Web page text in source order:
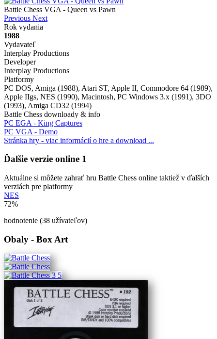
Battle Chess VGA - Queen vs Pawn
Previous Next
Rok vydania
1988
Vydavateľ
Interplay Productions
Developer
Interplay Productions
Platformy
PC DOS, Amiga (1988), Atari ST, Apple II, Commodore 64 (1989),
Apple IIgs, NES (1990), Macintosh, PC Windows 3.x (1991), 3DO
(1993), Amiga CD32 (1994)
Battle Chess downloady & info
PC EGA - King Captures
PC VGA - Demo
Stránka hry - viac informácií o hre a download ...
Ďalšie verzie online 1
Aktuálne si môžete zahrať hru Battle Chess online taktiež v ďalších
verziách pre platformy
NES
72%
hodnotenie (38 užívateľov)
Obaly - Box Art